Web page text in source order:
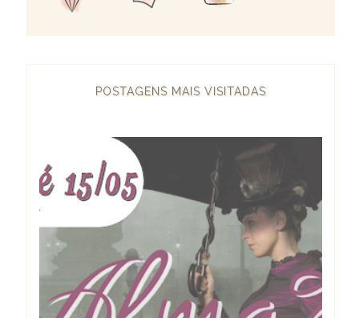
POSTAGENS MAIS VISITADAS